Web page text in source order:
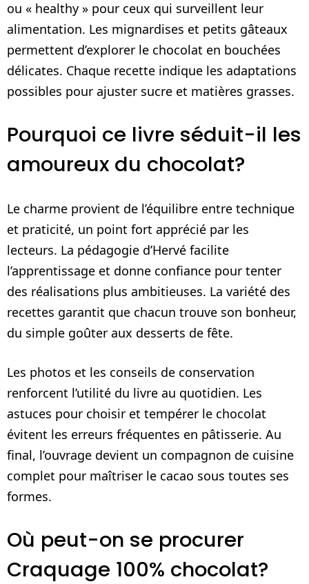
ou « healthy » pour ceux qui surveillent leur
alimentation. Les mignardises et petits gâteaux
permettent d’explorer le chocolat en bouchées
délicates. Chaque recette indique les adaptations
possibles pour ajuster sucre et matières grasses.
Pourquoi ce livre séduit-il les
amoureux du chocolat?
Le charme provient de l’équilibre entre technique
et praticité, un point fort apprécié par les
lecteurs. La pédagogie d’Hervé facilite
l’apprentissage et donne confiance pour tenter
des réalisations plus ambitieuses. La variété des
recettes garantit que chacun trouve son bonheur,
du simple goûter aux desserts de fête.
Les photos et les conseils de conservation
renforcent l’utilité du livre au quotidien. Les
astuces pour choisir et tempérer le chocolat
évitent les erreurs fréquentes en pâtisserie. Au
final, l’ouvrage devient un compagnon de cuisine
complet pour maîtriser le cacao sous toutes ses
formes.
Où peut-on se procurer
Craquage 100% chocolat?